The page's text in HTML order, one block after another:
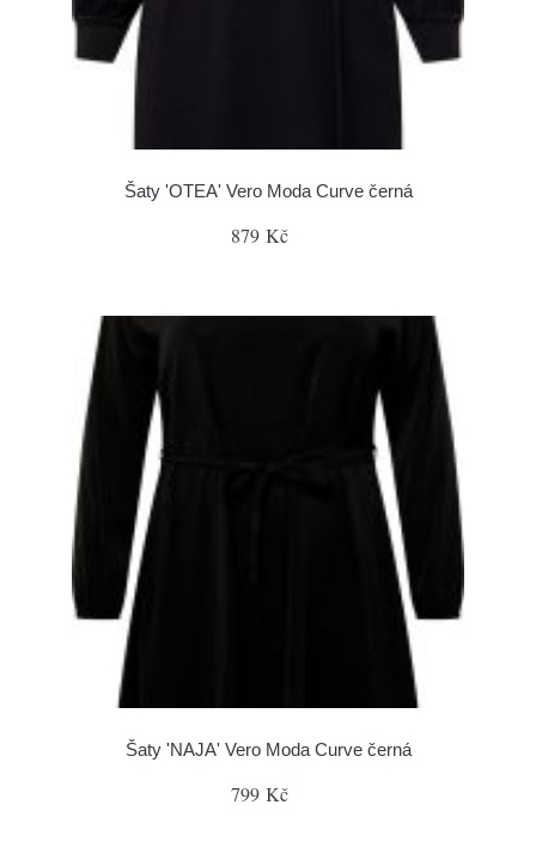
Šaty 'OTEA' Vero Moda Curve černá
879 Kč
Šaty 'NAJA' Vero Moda Curve černá
799 Kč